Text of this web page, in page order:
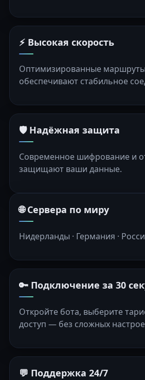
⚡ Высокая скорость
Оптимизированные
обеспечивают стабильное
🛡️ Надёжная защита
Современное шифрование и
защищают ваши данные.
🌐 Сервера по миру
Нидерланды · Германия ·
🔑 Подключение за 30
Откройте бота, выберите
доступ — без сложных
💬 Поддержка 24/7